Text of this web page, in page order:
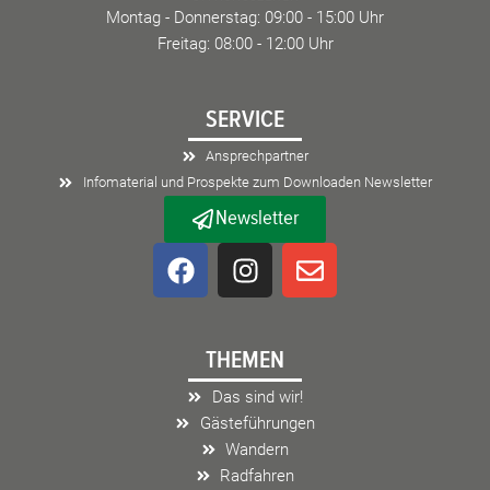
Montag - Donnerstag: 09:00 - 15:00 Uhr
Freitag: 08:00 - 12:00 Uhr
SERVICE
Ansprechpartner
Infomaterial und Prospekte zum Downloaden Newsletter
Newsletter
F
a
o
o
I
n
a
g
r
a
m
E
n
p
THEMEN
Das sind wir!
Gästeführungen
Wandern
Radfahren